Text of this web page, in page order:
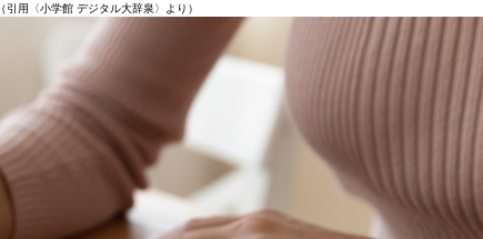
（引用〈小学館 デジタル大辞泉〉より）